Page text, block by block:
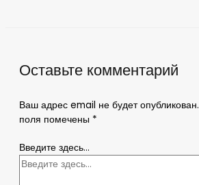
Оставьте комментарий
Ваш адрес email не будет опубликован.
поля помечены *
Введите здесь...